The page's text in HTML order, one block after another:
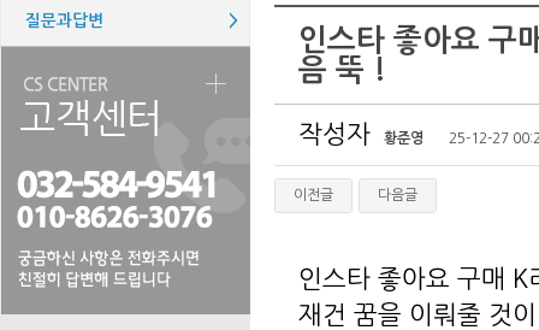
질문과답변 >
인스타 좋아요 구
음 뚝 !
작성자 황준영 25-12-27
이전글 다음글
인스타 좋아요 구매
재건 꿈을 이뤄줄 것